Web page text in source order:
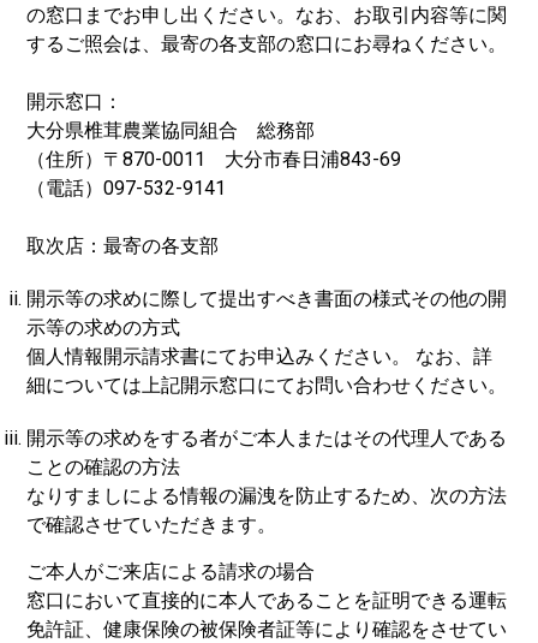
の窓口までお申し出ください。なお、お取引内容等に関
するご照会は、最寄の各支部の窓口にお尋ねください。
開示窓口：
大分県椎茸農業協同組合 総務部
（住所）〒870-0011 大分市春日浦843-69
（電話）097-532-9141
取次店：最寄の各支部
開示等の求めに際して提出すべき書面の様式その他の開
示等の求めの方式
個人情報開示請求書にてお申込みください。 なお、詳
細については上記開示窓口にてお問い合わせください。
開示等の求めをする者がご本人またはその代理人である
ことの確認の方法
なりすましによる情報の漏洩を防止するため、次の方法
で確認させていただきます。
ご本人がご来店による請求の場合
窓口において直接的に本人であることを証明できる運転
免許証、健康保険の被保険者証等により確認をさせてい